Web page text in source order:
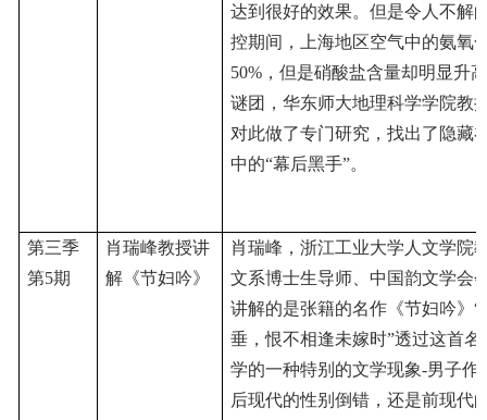
达到很好的效果。但是令人不解
控期间，上海地区空气中的氨氧
50%，但是硝酸盐含量却明显升
谜团，华东师大地理科学学院教
对此做了专门研究，找出了隐藏
中的“幕后黑手”。
第三季
第5期
肖瑞峰教授讲
解《节妇吟》
肖瑞峰，浙江工业大学人文学院
文系博士生导师、中国韵文学会
讲解的是张籍的名作《节妇吟》 “
垂，恨不相逢未嫁时”透过这首
学的一种特别的文学现象-男子作
后现代的性别倒错，还是前现代